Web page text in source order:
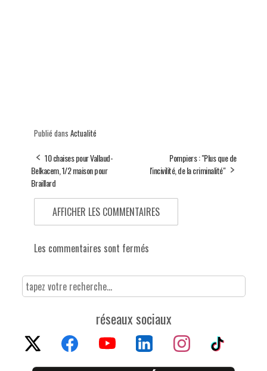
Publié dans Actualité
10 chaises pour Vallaud-
Belkacem, 1/2 maison pour
Braillard
Pompiers : "Plus que de
l'incivilité, de la criminalité"
AFFICHER LES COMMENTAIRES
Les commentaires sont fermés
réseaux sociaux